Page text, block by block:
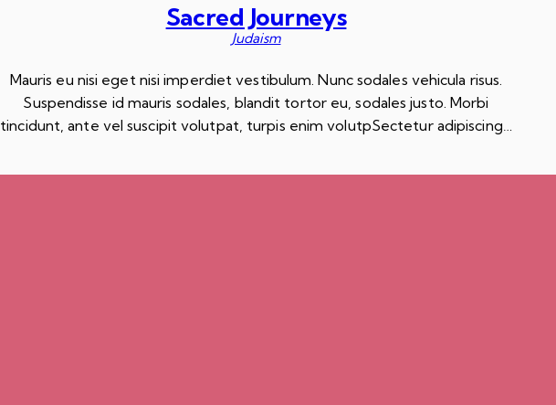
Sacred Journeys
Judaism
Mauris eu nisi eget nisi imperdiet vestibulum. Nunc sodales vehicula risus.
Suspendisse id mauris sodales, blandit tortor eu, sodales justo. Morbi
tincidunt, ante vel suscipit volutpat, turpis enim volutpSectetur adipiscing…